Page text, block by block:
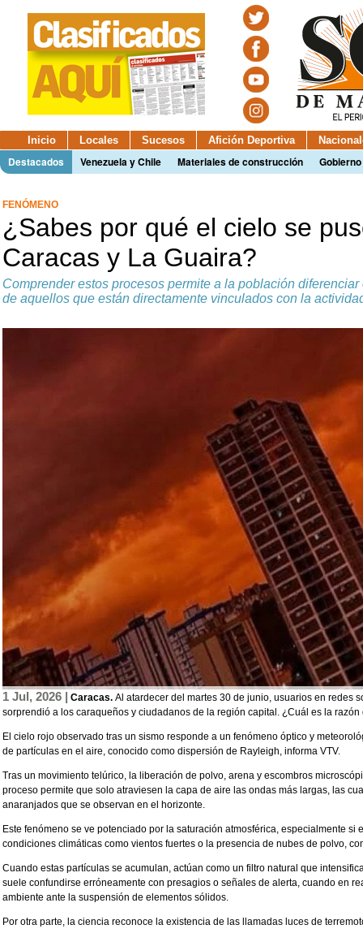
Inicio Locales Sucesos Afición Deportiva
Destacados Venezuela y Chile Materiales de construcción
FENÓMENO
¿Sabes por qué el cielo se
Caracas y La Guaira?
Comprender estos procesos permite a la población
de aquellos que están directamente vinculados con la
1 Jul, 2026 | Caracas. Al atardecer del martes 30 de junio, usuarios en redes
sorprendió a los caraqueños y ciudadanos de la región capital. ¿Cuál es la razón
El cielo rojo observado tras un sismo responde a un fenómeno óptico y
de partículas en el aire, conocido como dispersión de Rayleigh, informa VTV.
Tras un movimiento telúrico, la liberación de polvo, arena y escombros
proceso permite que solo atraviesen la capa de aire las ondas más largas, las
anaranjados que se observan en el horizonte.
Este fenómeno se ve potenciado por la saturación atmosférica, especialmente si
condiciones climáticas como vientos fuertes o la presencia de nubes de polvo,
Cuando estas partículas se acumulan, actúan como un filtro natural que
suele confundirse erróneamente con presagios o señales de alerta, cuando en
ambiente ante la suspensión de elementos sólidos.
Por otra parte, la ciencia reconoce la existencia de las llamadas luces de